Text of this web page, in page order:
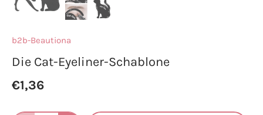
b2b-Beautiona
Die Cat-Eyeliner-Schablone
€1,36